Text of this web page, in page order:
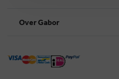
Over Gabor